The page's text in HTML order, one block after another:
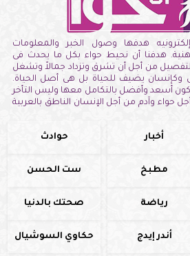
هدفها وصول الخبر والمعلومات
هدفنا أن نحيط حواء بكل ما يحدث فى
من أجل أن تشرق وتزداد جمالاً وتشغل
وكإنسان يضيف للحياة بل هى أصل الحياة.
أسعد وأفضل بالتكامل معها وليس التأخر
حواء وآدم من أجل الإنسان الناطق بالعربية
أخبار حوادث
مطبخ ست الحسن
رياضة صحتك بالدنيا
أندر إيدج حكاوي السوشيال